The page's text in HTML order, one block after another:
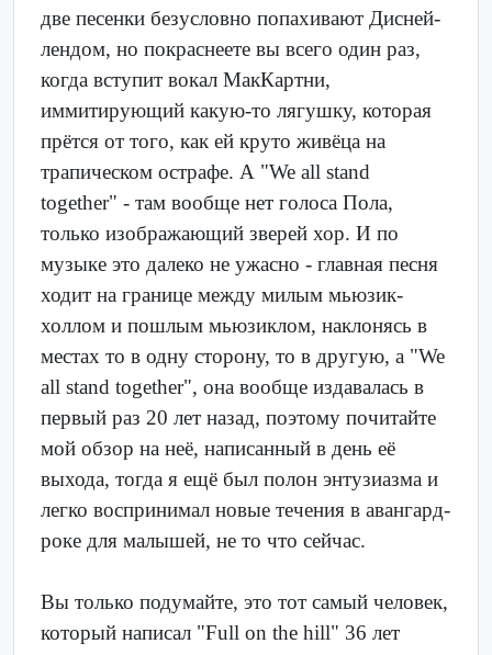
две песенки безусловно попахивают Дисней-
лендом, но покраснеете вы всего один раз,
когда вступит вокал МакКартни,
иммитирующий какую-то лягушку, которая
прётся от того, как ей круто живёца на
трапическом острафе. А "We all stand
together" - там вообще нет голоса Пола,
только изображающий зверей хор. И по
музыке это далеко не ужасно - главная песня
ходит на границе между милым мьюзик-
холлом и пошлым мьюзиклом, наклонясь в
местах то в одну сторону, то в другую, а "We
all stand together", она вообще издавалась в
первый раз 20 лет назад, поэтому почитайте
мой обзор на неё, написанный в день её
выхода, тогда я ещё был полон энтузиазма и
легко воспринимал новые течения в авангард-
роке для малышей, не то что сейчас.
Вы только подумайте, это тот самый человек,
который написал "Full on the hill" 36 лет